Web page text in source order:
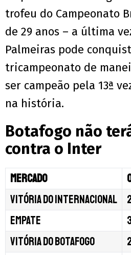
trofeu do Campeonato
de 29 anos – a última
Palmeiras pode
tricampeonato de
ser campeão pela 13ª
na história.
Botafogo não
contra o Inter
Mercado
Vitória do Internacional
Empate
Vitória do Botafogo